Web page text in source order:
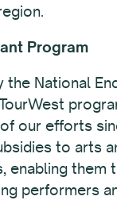
Program
the National
our efforts
to arts
enabling them
performers